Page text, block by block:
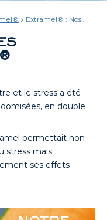
Extramel® : Nos
et le stress a été
en double
permettait non
stress mais
ses effets